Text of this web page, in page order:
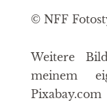
© NFF
Weitere
meinem